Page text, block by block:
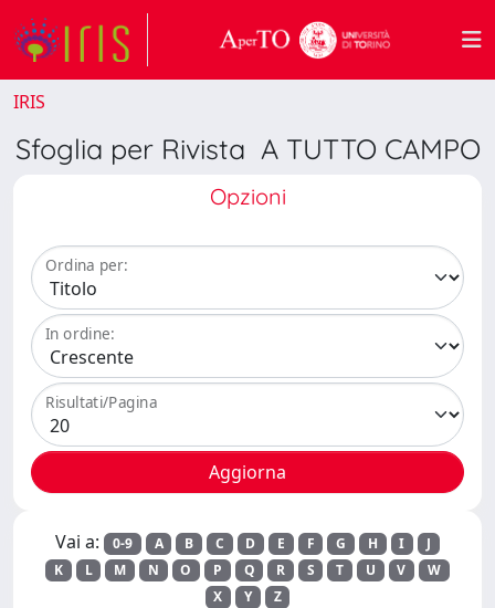
IRIS
Sfoglia per Rivista A TUTTO CAMPO
Opzioni
Ordina per:
In ordine:
Risultati/Pagina
Vai a: 0-9 A B C D E F G H I
J
K
L M N O P Q R S T U V
W
X
Y Z